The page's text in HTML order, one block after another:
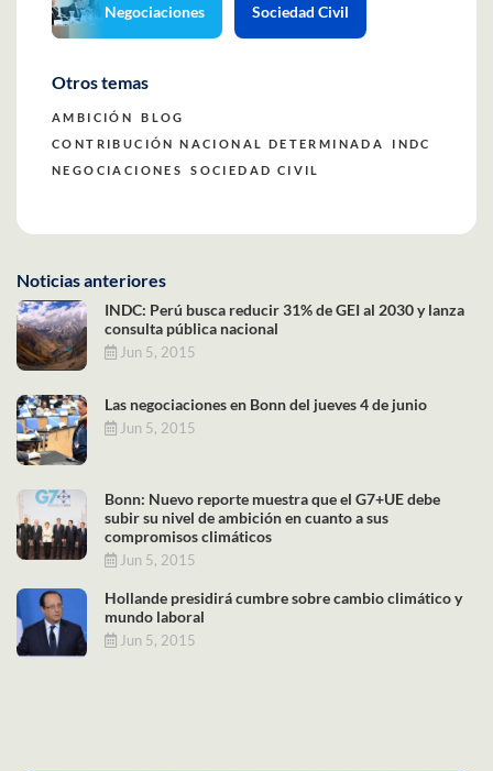
Negociaciones Sociedad Civil
Otros temas
AMBICIÓN
BLOG
CONTRIBUCIÓN NACIONAL DETERMINADA
INDC
NEGOCIACIONES
SOCIEDAD CIVIL
Noticias anteriores
INDC: Perú busca reducir 31% de GEI al 2030 y lanza
consulta pública nacional
Jun 5, 2015
Las negociaciones en Bonn del jueves 4 de junio
Jun 5, 2015
Bonn: Nuevo reporte muestra que el G7+UE debe
subir su nivel de ambición en cuanto a sus
compromisos climáticos
Jun 5, 2015
Hollande presidirá cumbre sobre cambio climático y
mundo laboral
Jun 5, 2015